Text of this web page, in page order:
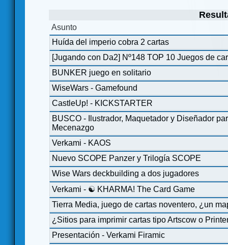
Asunto
Huída del imperio cobra 2 cartas
[Jugando con Da2] Nº148 TOP 10 Juegos de
BUNKER juego en solitario
WiseWars - Gamefound
CastleUp! - KICKSTARTER
BUSCO - Ilustrador, Maquetador y Diseñador
Mecenazgo
Verkami - KAOS
Nuevo SCOPE Panzer y Trilogía SCOPE
Wise Wars deckbuilding a dos jugadores
Verkami - ☯ KHARMA! The Card Game
Tierra Media, juego de cartas noventero, ¿un
¿Sitios para imprimir cartas tipo Artscow o
Presentación - Verkami Firamic